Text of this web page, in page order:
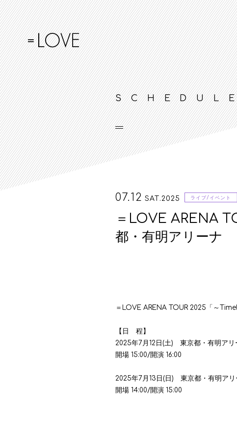
07.12 SAT.2025 ライブ/イベント
＝LOVE ARENA
都・有明アリーナ
＝ LOVE ARENA TOUR 2025 「～
【日 程】
2025年7月12日(土) 東京都・有明アリ
開場 15:00/開演 16:00
2025年7月13日(日) 東京都・有明アリ
開場 14:00/開演 15:00